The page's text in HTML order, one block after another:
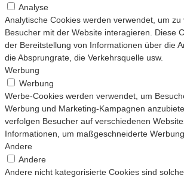
Analyse
Analytische Cookies werden verwendet, um zu
Besucher mit der Website interagieren. Diese
der Bereitstellung von Informationen über die
die Absprungrate, die Verkehrsquelle usw.
Werbung
Werbung
Werbe-Cookies werden verwendet, um
Werbung und Marketing-Kampagnen
verfolgen Besucher auf verschiedenen
Informationen, um maßgeschneiderte
Andere
Andere
Andere nicht kategorisierte Cookies sind